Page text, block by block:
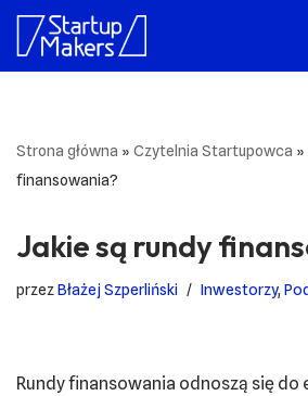
Przejdź
Strona główna » Czytelnia Startupowca »
finansowania?
Jakie są rundy
przezBłażej Szperliński Inwestorzy,
Rundy finansowania odnoszą się